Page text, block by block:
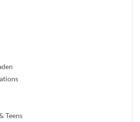
Teens